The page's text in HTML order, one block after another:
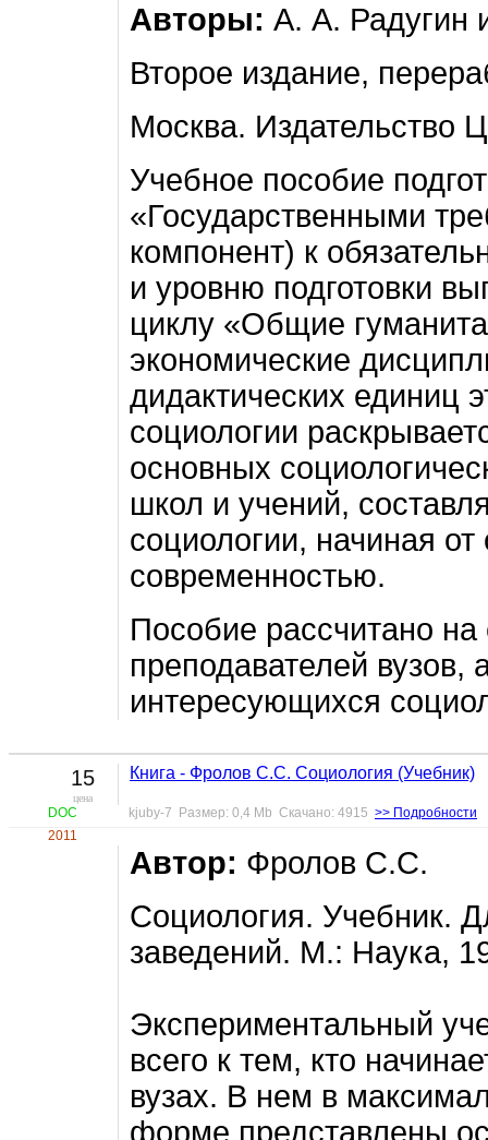
Авторы: А. А. Радугин
Второе издание,
Москва. Издательство
Учебное пособие
«Государственными
компонент) к
и уровню подготовки
циклу «Общие
экономические
дидактических единиц
социологии
основных
школ и учений,
социологии, начиная
современностью.
Пособие рассчитано на
преподавателей вузов,
интересующихся
15
цена
DOC
2011
Книга - Фролов С.С. Социология (Учебник)
kjuby-7 Размер: 0,4 Mb Скачано: 4915 >> Подробности
Автор: Фролов С.С.
Социология. Учебник.
заведений. М.: Наука,
Экспериментальный
всего к тем, кто
вузах. В нем в
форме представлены